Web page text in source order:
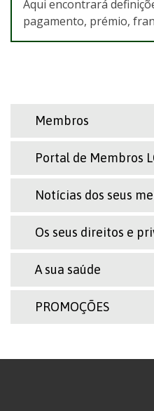
Aqui encontrará
pagamento, prémio,
Membros
Portal de Membros
Notícias dos seus
Os seus direitos e
A sua saúde
PROMOÇÕES